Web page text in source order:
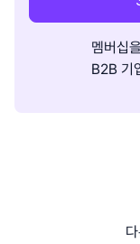
멤버십
B2B 기